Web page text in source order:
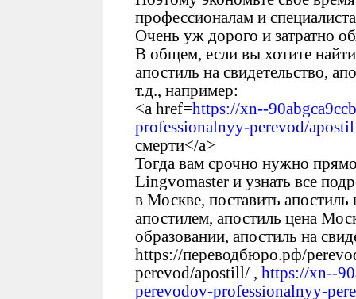
профессионалам и
Очень уж дорого и затратно
В общем, если вы хотите
апостиль на свидетельство,
т.д., например:
<a href=https://xn--
professionalnyy-perevod/
смерти</a>
Тогда вам срочно нужно
Lingvomaster и узнать все
в Москве, поставить
апостилем, апостиль цена
образовании, апостиль на
https://переводбюро.рф/
perevod/apostill/ , https://xn--
perevodov-professionalnyy-